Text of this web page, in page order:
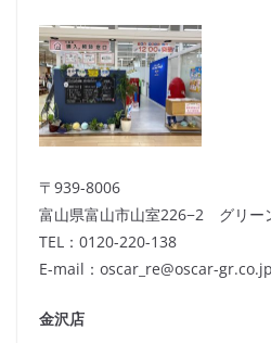
〒939-8006
富山県富山市山室226−2 グリー
TEL：0120-220-138
E-mail：oscar_re@oscar-gr.co.jp
金沢店